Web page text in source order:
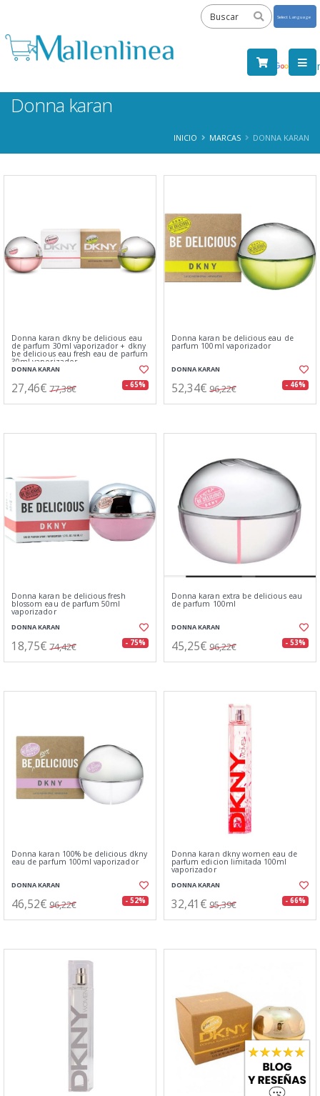
by
Donna karan
INICIO MARCAS DONNA KARAN
Donna karan dkny be delicious eau
de parfum 30ml vaporizador + dkny
be delicious eau fresh eau de parfum
30ml vaporizador
DONNA KARAN
27,46€ 77,38€ - 65%
Donna karan be delicious eau de
parfum 100ml vaporizador
DONNA KARAN
52,34€ 96,22€ - 46%
Donna karan be delicious fresh
blossom eau de parfum 50ml
vaporizador
DONNA KARAN
18,75€ 74,42€ - 75%
Donna karan extra be delicious eau
de parfum 100ml
DONNA KARAN
45,25€ 96,22€ - 53%
Donna karan 100% be delicious dkny
eau de parfum 100ml vaporizador
DONNA KARAN
46,52€ 96,22€ - 52%
Donna karan dkny women eau de
parfum edicion limitada 100ml
vaporizador
DONNA KARAN
32,41€ 95,39€ - 66%